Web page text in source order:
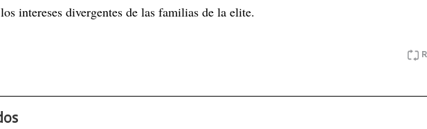
los intereses divergentes de las familias de la elite.